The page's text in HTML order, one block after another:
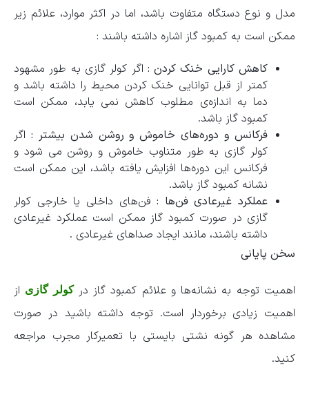
مدل و نوع دستگاه متفاوت باشد، اما در اکثر موارد، علائم زیر
ممکن است به کمبود گاز اشاره داشته باشند :
کاهش کارایی خنک کردن : اگر کولر گازی به طور مشهود
کمتر از قبل توانایی خنک کردن محیط را داشته باشد و
دما به اندازه‌ی مطلوب کاهش نمی ‌یابد، ممکن است
کمبود گاز باشد.
فرکانس و دوره‌های خاموش و روشن شدن بیشتر : اگر
کولر گازی به طور متناوب خاموش و روشن می ‌شود و
فرکانس این دوره‌ها افزایش یافته باشد، این ممکن است
نشانه کمبود گاز باشد.
عملکرد غیرعادی فن‌ها :فن‌های داخلی یا خارجی کولر
گازی در صورت کمبود گاز ممکن است عملکرد غیرعادی
داشته باشند، مانند ایجاد صداهای غیرعادی .
سخن پایانی
اهمیت توجه به نشانه‌ها و علائم کمبود گاز درکولر گازی از
اهمیت زیادی برخوردار است. توجه داشته باشید در صورت
مشاهده هر گونه نشتی بایستی با تعمیرکار مجرب مراجعه
کنید.